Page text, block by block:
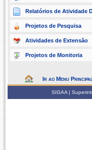
Relatórios de Atividade
Projetos de Pesquisa
Atividades de Extensão
Projetos de Monitoria
Ir ao Menu Principal
SIGAA |